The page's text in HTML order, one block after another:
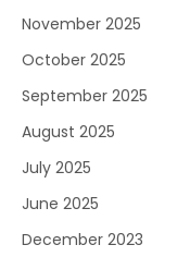
November 2025
October 2025
September 2025
August 2025
July 2025
June 2025
December 2023